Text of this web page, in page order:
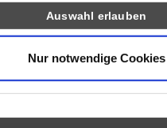
Auswahl erlauben
Nur notwendige Cookies
Sie uns
41
50